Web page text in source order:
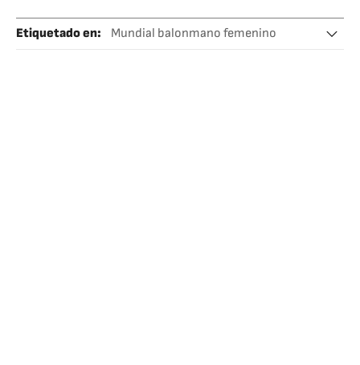
Etiquetado en:
Mundial balonmano femenino